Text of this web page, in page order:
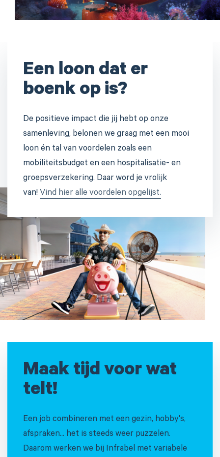
Een loon dat er
boenk op is?
De positieve impact die jij hebt op onze
samenleving, belonen we graag met een mooi
loon én tal van voordelen zoals een
mobiliteitsbudget en een hospitalisatie- en
groepsverzekering. Daar word je vrolijk
van! Vind hier alle voordelen opgelijst.
Maak tijd voor wat
telt!
Een job combineren met een gezin, hobby's,
afspraken... het is steeds weer puzzelen.
Daarom werken we bij Infrabel met variabele